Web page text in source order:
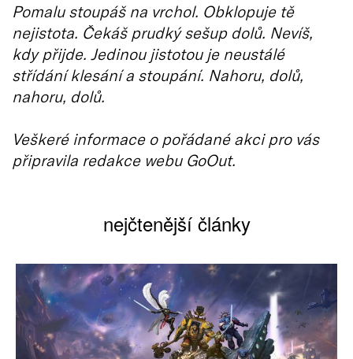
Pomalu stoupáš na vrchol. Obklopuje tě
nejistota. Čekáš prudký sešup dolů. Nevíš,
kdy přijde. Jedinou jistotou je neustálé
střídání klesání a stoupání. Nahoru, dolů,
nahoru, dolů.
Veškeré informace o pořádané akci pro vás
připravila redakce webu GoOut.
nejčtenější články